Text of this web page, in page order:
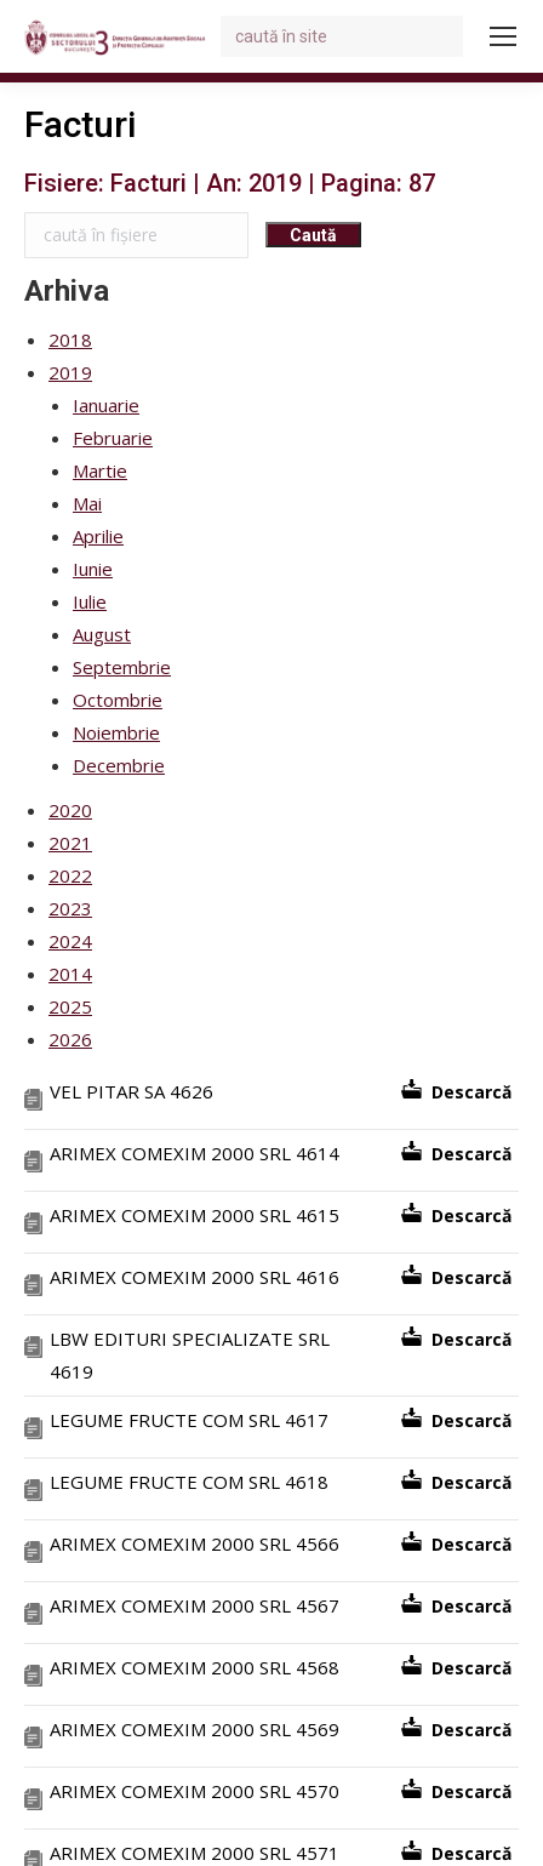
Search:
Facturi
Fisiere: Facturi | An: 2019 | Pagina: 87
Arhiva
2018
2019
Ianuarie
Februarie
Martie
Mai
Aprilie
Iunie
Iulie
August
Septembrie
Octombrie
Noiembrie
Decembrie
2020
2021
2022
2023
2024
2014
2025
2026
VEL PITAR SA 4626 Descarcă
ARIMEX COMEXIM 2000 SRL 4614 Descarcă
ARIMEX COMEXIM 2000 SRL 4615 Descarcă
ARIMEX COMEXIM 2000 SRL 4616 Descarcă
LBW EDITURI SPECIALIZATE SRL
4619
Descarcă
LEGUME FRUCTE COM SRL 4617 Descarcă
LEGUME FRUCTE COM SRL 4618 Descarcă
ARIMEX COMEXIM 2000 SRL 4566 Descarcă
ARIMEX COMEXIM 2000 SRL 4567 Descarcă
ARIMEX COMEXIM 2000 SRL 4568 Descarcă
ARIMEX COMEXIM 2000 SRL 4569 Descarcă
ARIMEX COMEXIM 2000 SRL 4570 Descarcă
ARIMEX COMEXIM 2000 SRL 4571 Descarcă